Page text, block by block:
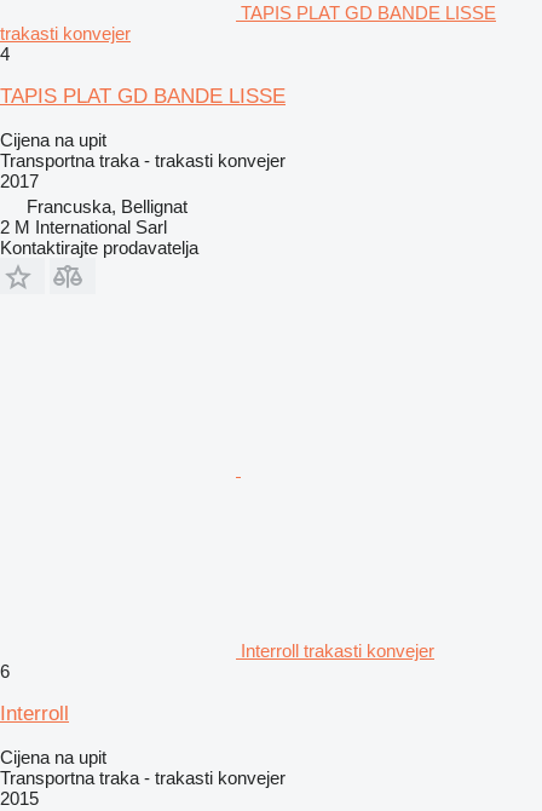
TAPIS PLAT GD BANDE LISSE
trakasti konvejer
4
TAPIS PLAT GD BANDE LISSE
Cijena na upit
Transportna traka - trakasti konvejer
2017
Francuska, Bellignat
2 M International Sarl
Kontaktirajte prodavatelja
Interroll trakasti konvejer
6
Interroll
Cijena na upit
Transportna traka - trakasti konvejer
2015